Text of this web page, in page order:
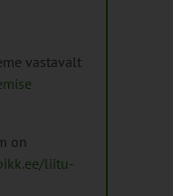
vastavalt
on
liitu-